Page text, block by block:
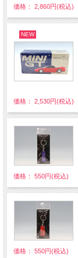
価格： 2,860円(税込)
NEW
価格： 2,530円(税込)
価格： 550円(税込)
価格： 550円(税込)